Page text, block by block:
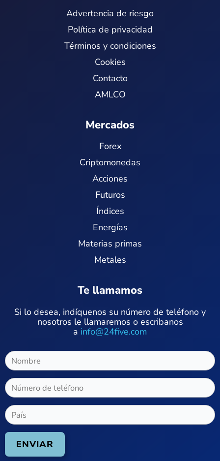
Advertencia de riesgo
Política de privacidad
Términos y condiciones
Cookies
Contacto
AMLCO
Mercados
Forex
Criptomonedas
Acciones
Futuros
Índices
Energías
Materias primas
Metales
Te llamamos
Si lo desea, indíquenos su número de teléfono y
nosotros le llamaremos o escribanos
a info@24five.com